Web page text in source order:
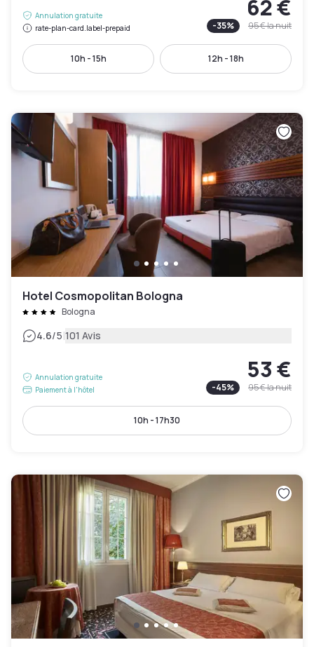
Annulation gratuite
rate-plan-card.label-prepaid
62 €
-35% 95 €la nuit
10h - 15h 12h - 18h
Hotel Cosmopolitan Bologna
Bologna
4.6/5|101 Avis
Annulation gratuite
Paiement à l'hôtel
53 €
-45% 95 €la nuit
10h - 17h30